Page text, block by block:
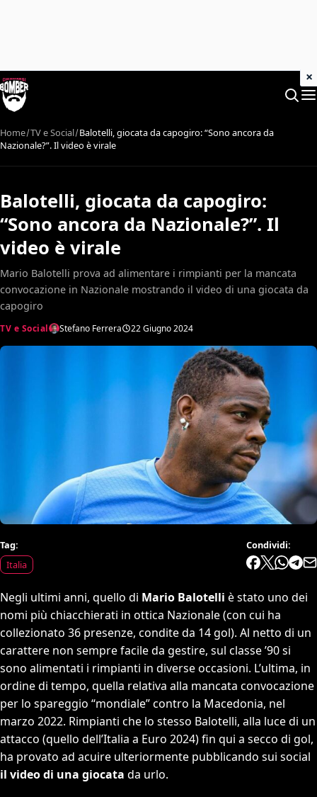
Home TV e Social Balotelli, giocata da capogiro: “Sono ancora da
Nazionale?”. Il video è virale
Balotelli, giocata da capogiro:
“Sono ancora da Nazionale?”. Il
video è virale
Mario Balotelli prova ad alimentare i rimpianti per la mancata
convocazione in Nazionale mostrando il video di una giocata da
capogiro
TV e Social Stefano Ferrera 22 Giugno 2024
Tag:
Italia
Condividi:
Negli ultimi anni, quello di Mario Balotelli è stato uno dei
nomi più chiacchierati in ottica Nazionale (con cui ha
collezionato 36 presenze, condite da 14 gol). Al netto di un
carattere non sempre facile da gestire, sul classe ’90 si
sono alimentati i rimpianti in diverse occasioni. L’ultima, in
ordine di tempo, quella relativa alla mancata convocazione
per lo spareggio “mondiale” contro la Macedonia, nel
marzo 2022. Rimpianti che lo stesso Balotelli, alla luce di un
attacco (quello dell’Italia a Euro 2024) fin qui a secco di gol,
ha provato ad acuire ulteriormente pubblicando sui social
il video di una giocata da urlo.
×